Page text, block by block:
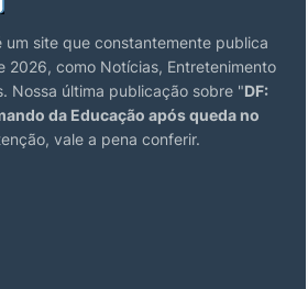
um site que constantemente publica
2026, como Notícias, Entretenimento
Nossa última publicação sobre "DF:
da Educação após queda no
vale a pena conferir.